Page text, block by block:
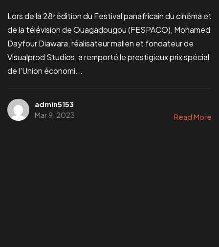
Lors de la 28ᵉ édition du Festival panafricain du cinéma et
de la télévision de Ouagadougou (FESPACO), Mohamed
Dayfour Diawara, réalisateur malien et fondateur de
Visualprod Studios, a remporté le prestigieux prix spécial
de l'Union économi...
admin5153
Mar 9, 2023
Read More